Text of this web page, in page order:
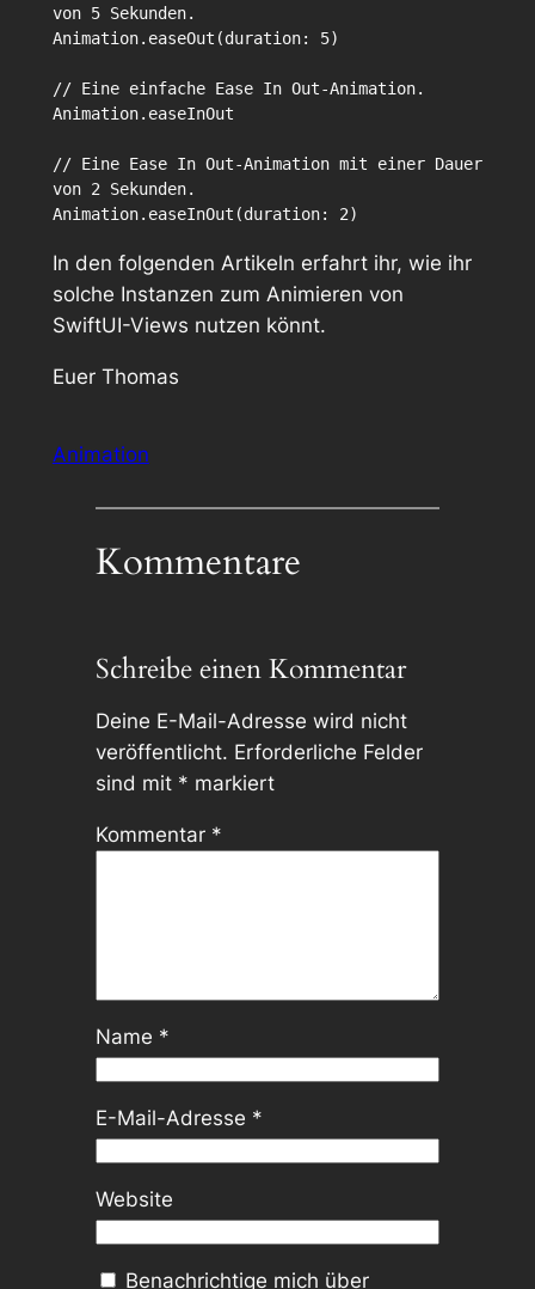
von 5 Sekunden.
Animation.easeOut(duration: 5)
// Eine einfache Ease In Out-Animation.
Animation.easeInOut
// Eine Ease In Out-Animation mit einer Dauer
von 2 Sekunden.
In den folgenden Artikeln erfahrt ihr, wie ihr
solche Instanzen zum Animieren von
SwiftUI-Views nutzen könnt.
Euer Thomas
Animation
Kommentare
Schreibe einen Kommentar
Deine E-Mail-Adresse wird nicht
veröffentlicht. Erforderliche Felder
sind mit * markiert
Kommentar *
Name *
E-Mail-Adresse *
Website
Benachrichtige mich über